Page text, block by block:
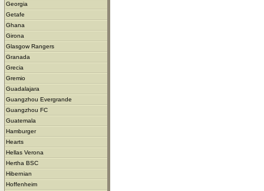
Georgia
Getafe
Ghana
Girona
Glasgow Rangers
Granada
Grecia
Gremio
Guadalajara
Guangzhou Evergrande
Guangzhou FC
Guatemala
Hamburger
Hearts
Hellas Verona
Hertha BSC
Hibernian
Hoffenheim